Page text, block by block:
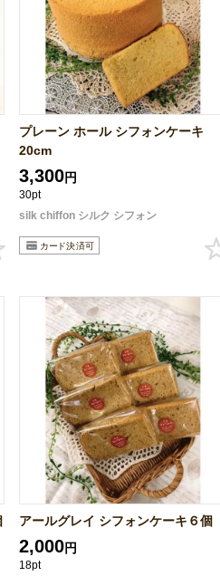
プレーン ホール シフォンケーキ
20cm
3,300円
30pt
silk chiffon シルク シフォン
アールグレイ シフォンケーキ６個
2,000円
18pt